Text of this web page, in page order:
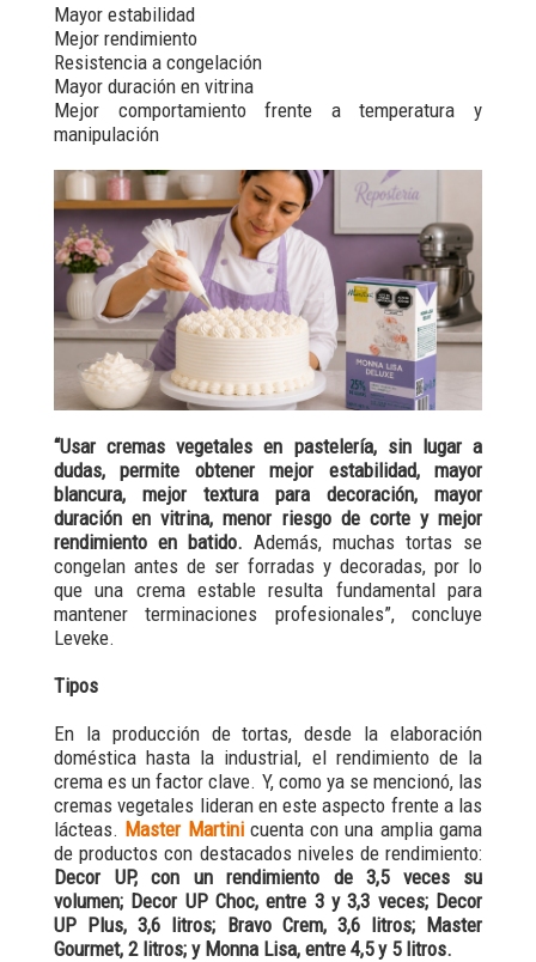
Mayor estabilidad
Mejor rendimiento
Resistencia a congelación
Mayor duración en vitrina
Mejor comportamiento frente a temperatura y
manipulación
“Usar cremas vegetales en pastelería, sin lugar a
dudas, permite obtener mejor estabilidad, mayor
blancura, mejor textura para decoración, mayor
duración en vitrina, menor riesgo de corte y mejor
rendimiento en batido. Además, muchas tortas se
congelan antes de ser forradas y decoradas, por lo
que una crema estable resulta fundamental para
mantener terminaciones profesionales”, concluye
Leveke.
Tipos
En la producción de tortas, desde la elaboración
doméstica hasta la industrial, el rendimiento de la
crema es un factor clave. Y, como ya se mencionó, las
cremas vegetales lideran en este aspecto frente a las
lácteas. Master Martinicuenta con una amplia gama
de productos con destacados niveles de rendimiento:
Decor UP, con un rendimiento de 3,5 veces su
volumen; Decor UP Choc, entre 3 y 3,3 veces; Decor
UP Plus, 3,6 litros; Bravo Crem, 3,6 litros; Master
Gourmet, 2 litros; y Monna Lisa, entre 4,5 y 5 litros.